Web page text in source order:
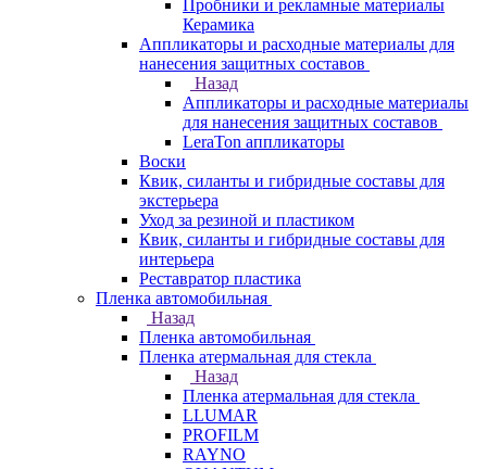
Пробники и рекламные материалы
Керамика
Аппликаторы и расходные материалы для
нанесения защитных составов
Назад
Аппликаторы и расходные материалы
для нанесения защитных составов
LeraTon аппликаторы
Воски
Квик, силанты и гибридные составы для
экстерьера
Уход за резиной и пластиком
Квик, силанты и гибридные составы для
интерьера
Реставратор пластика
Пленка автомобильная
Назад
Пленка автомобильная
Пленка атермальная для стекла
Назад
Пленка атермальная для стекла
LLUMAR
PROFILM
RAYNO